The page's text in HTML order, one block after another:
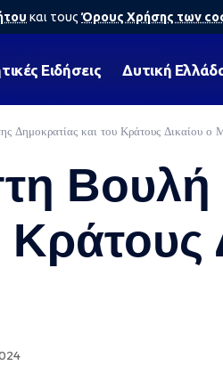
και τους Όρους Χρήσης των
Ειδήσεις Δυτική
Δημοκρατίας και του Κράτους Δικαίου ο
Βουλή